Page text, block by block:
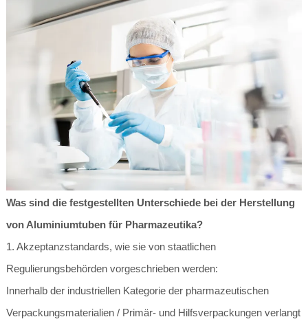
Was sind die festgestellten Unterschiede bei der Herstellung
von Aluminiumtuben für Pharmazeutika?
1. Akzeptanzstandards, wie sie von staatlichen
Regulierungsbehörden vorgeschrieben werden:
Innerhalb der industriellen Kategorie der pharmazeutischen
Verpackungsmaterialien / Primär- und Hilfsverpackungen verlangt